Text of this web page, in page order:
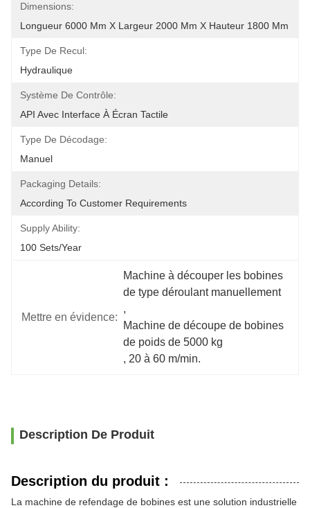
Dimensions:
Longueur 6000 Mm X Largeur 2000 Mm X Hauteur 1800 Mm
Type De Recul:
Hydraulique
Système De Contrôle:
API Avec Interface À Écran Tactile
Type De Décodage:
Manuel
Packaging Details:
According To Customer Requirements
Supply Ability:
100 Sets/year
Mettre en évidence:
Machine à découper les bobines
de type déroulant manuellement
,
Machine de découpe de bobines
de poids de 5000 kg
, 20 à 60 m/min.
Description De Produit
Description du produit :
La machine de refendage de bobines est une solution industrielle